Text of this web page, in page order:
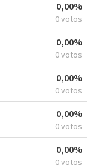
0,00%
0 votos
0,00%
0 votos
0,00%
0 votos
0,00%
0 votos
0,00%
0 votos